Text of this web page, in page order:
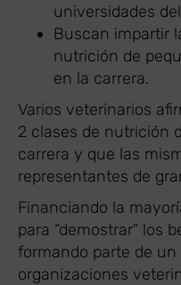
universidades
Buscan impartir
nutrición de
en la carrera.
Varios veterinarios
2 clases de nutrición
carrera y que las
representantes de
Financiando la
para “demostrar” los
formando parte de
organizaciones